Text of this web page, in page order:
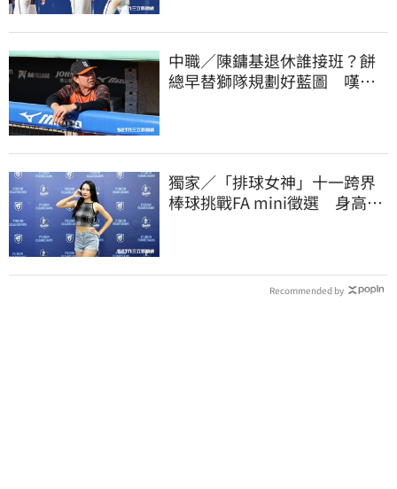
中職／陳鏞基退休誰接班？餅
總早替獅隊規劃好藍圖 嘆新
獨家／「排球女神」十一跨界
棒球挑戰FA mini徵選 身高
Recommended by